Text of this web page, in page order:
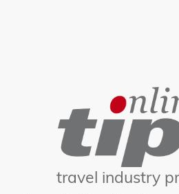
travel industry